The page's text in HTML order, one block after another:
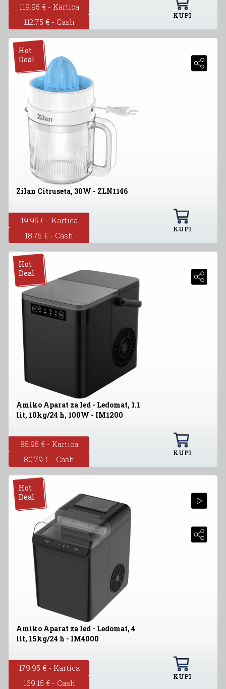
119.95 € - Kartica
112.75 € - Cash
KUPI
Hot
Deal
Zilan Citruseta, 30W - ZLN1146
19.95 € - Kartica
18.75 € - Cash
KUPI
Hot
Deal
Amiko Aparat za led - Ledomat, 1.1
lit, 10kg/24 h, 100W - IM1200
85.95 € - Kartica
80.79 € - Cash
KUPI
Hot
Deal
Amiko Aparat za led - Ledomat, 4
lit, 15kg/24 h - IM4000
179.95 € - Kartica
169.15 € - Cash
KUPI